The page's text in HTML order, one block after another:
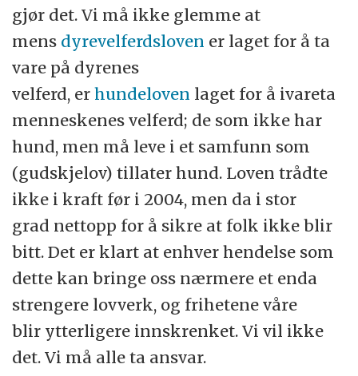
gjør det. Vi må ikke glemme at
mens dyrevelferdsloven er laget for å ta
vare på dyrenes
velferd, erhundeloven laget for å ivareta
menneskenes velferd; de som ikke har
hund, men må leve i et samfunn som
(gudskjelov) tillater hund. Loven trådte
ikke i kraft før i 2004, men da i stor
grad nettopp for å sikre at folk ikke blir
bitt. Det er klart at enhver hendelse som
dette kan bringe oss nærmere et enda
strengere lovverk, og frihetene våre
blir ytterligere innskrenket. Vi vil ikke
det. Vi må alle ta ansvar.